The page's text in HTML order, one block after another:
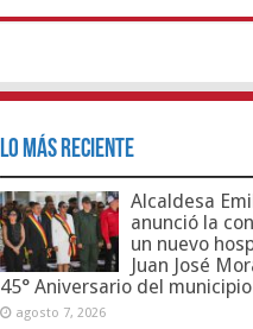
Lo Más Reciente
Alcaldesa
anunció la
un nuevo
Juan José
45° Aniversario del municipio
agosto 7, 2026